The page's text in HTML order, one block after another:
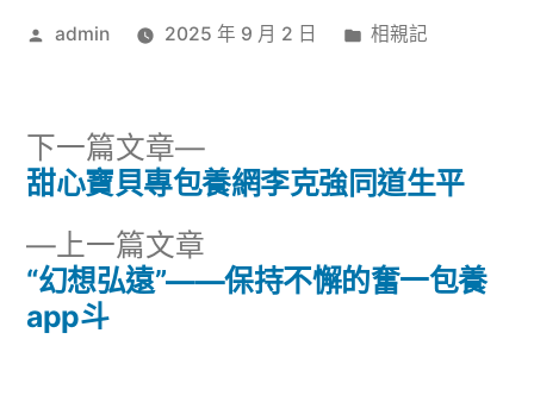
作
admin 2025 年 9 月 2 日
分
相親記
文
章
導
上一篇文章
一
“幻想弘遠”——保持不懈的奮一包養
app斗
下一篇文章
下
一
章:
甜心寶貝專包養網李克強同道生平